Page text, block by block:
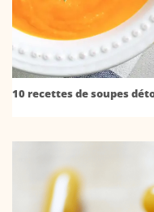
10 recettes de soupes